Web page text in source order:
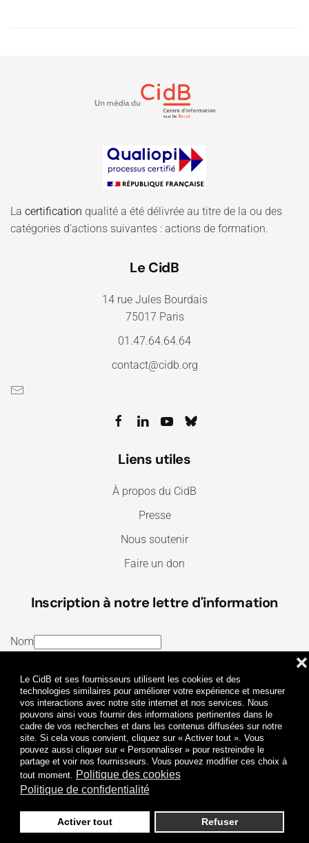
Le CidB et ses fournisseurs utilisent les cookies et des
technologies similaires pour améliorer votre expérience et mesurer
vos interactions avec notre site internet et nos services. Nous
pouvons ainsi vous fournir des informations pertinentes dans le
cadre de vos recherches et dans les contenus diffusées sur notre
site. Si cela vous convient, cliquez sur « Activer tout ». Vous
pouvez aussi cliquer sur « Personnaliser » pour restreindre le
partage et voir nos fournisseurs. Vous pouvez modifier ces choix à
tout moment. Politique des cookies
Politique de confidentialité
Activer tout Refuser
❌
La certification qualité a été délivrée au titre de la ou des
catégories d'actions suivantes : actions de formation.
Le CidB
14 rue Jules Bourdais
75017 Paris
01.47.64.64.64
contact@cidb.org
Liens utiles
À propos du CidB
Presse
Nous soutenir
Faire un don
Inscription à notre lettre d'information
Nom
J’ai lu et j’accepte lesTermes et conditionset la
Politique de confidentialité
Je m'abonne